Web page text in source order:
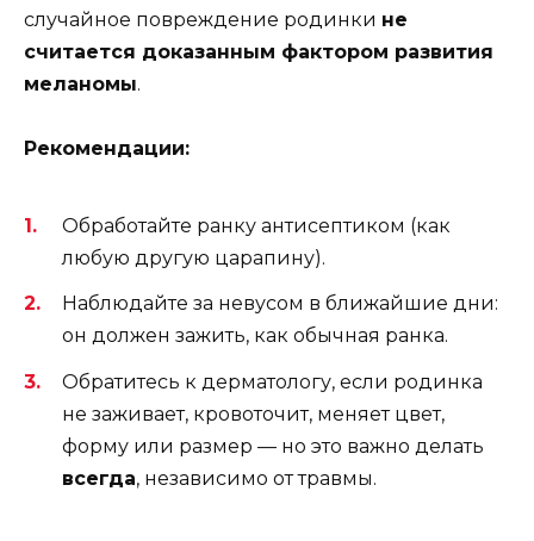
случайное повреждение родинки не
считается доказанным фактором развития
меланомы.
Рекомендации:
Обработайте ранку антисептиком (как
любую другую царапину).
Наблюдайте за невусом в ближайшие дни:
он должен зажить, как обычная ранка.
Обратитесь к дерматологу, если родинка
не заживает, кровоточит, меняет цвет,
форму или размер — но это важно делать
всегда, независимо от травмы.